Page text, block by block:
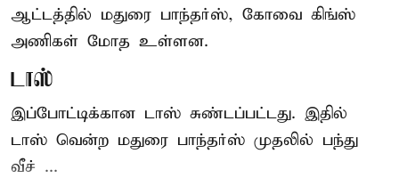
ஆட்டத்தில் மதுரை பாந்தர்ஸ், கோவை கிங்ஸ்
அணிகள் மோத உள்ளன.
டாஸ்
இப்போட்டிக்கான டாஸ் சுண்டப்பட்டது. இதில்
டாஸ் வென்ற மதுரை பாந்தர்ஸ் முதலில் பந்து
வீச் ...